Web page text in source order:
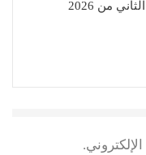
من 2026